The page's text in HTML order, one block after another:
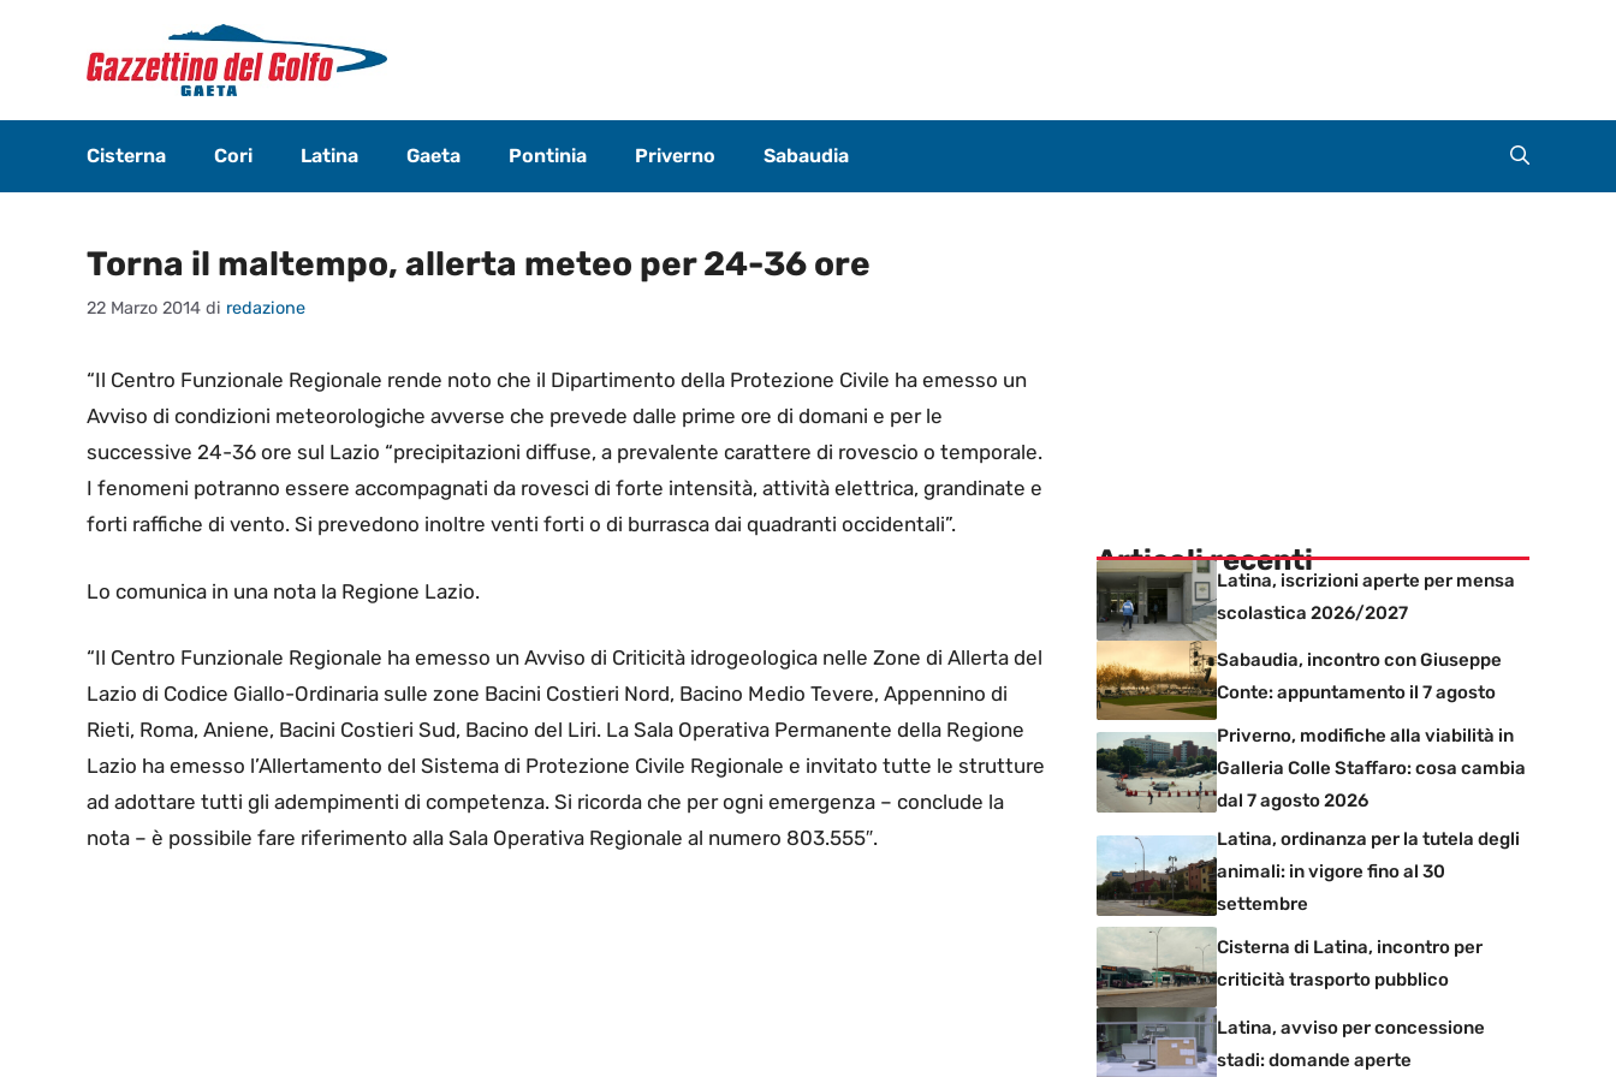
contenuto
Cisterna Cori Latina Gaeta Pontinia Priverno Sabaudia
Torna il maltempo, allerta meteo per 24-36 ore
22 Marzo 2014 di redazione
“Il Centro Funzionale Regionale rende noto che il Dipartimento della Protezione Civile ha emesso un
Avviso di condizioni meteorologiche avverse che prevede dalle prime ore di domani e per le
successive 24-36 ore sul Lazio “precipitazioni diffuse, a prevalente carattere di rovescio o temporale.
I fenomeni potranno essere accompagnati da rovesci di forte intensità, attività elettrica, grandinate e
forti raffiche di vento. Si prevedono inoltre venti forti o di burrasca dai quadranti occidentali”.
Lo comunica in una nota la Regione Lazio.
“Il Centro Funzionale Regionale ha emesso un Avviso di Criticità idrogeologica nelle Zone di Allerta del
Lazio di Codice Giallo-Ordinaria sulle zone Bacini Costieri Nord, Bacino Medio Tevere, Appennino di
Rieti, Roma, Aniene, Bacini Costieri Sud, Bacino del Liri. La Sala Operativa Permanente della Regione
Lazio ha emesso l’Allertamento del Sistema di Protezione Civile Regionale e invitato tutte le strutture
ad adottare tutti gli adempimenti di competenza. Si ricorda che per ogni emergenza – conclude la
nota – è possibile fare riferimento alla Sala Operativa Regionale al numero 803.555″.
Articoli recenti
Latina, iscrizioni aperte per mensa
scolastica 2026/2027
Sabaudia, incontro con Giuseppe
Conte: appuntamento il 7 agosto
Priverno, modifiche alla viabilità in
Galleria Colle Staffaro: cosa cambia
dal 7 agosto 2026
Latina, ordinanza per la tutela degli
animali: in vigore fino al 30
settembre
Cisterna di Latina, incontro per
criticità trasporto pubblico
Latina, avviso per concessione
stadi: domande aperte